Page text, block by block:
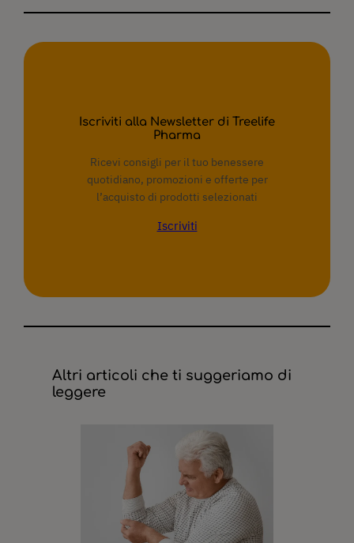
Iscriviti alla Newsletter di Treelife
Pharma
Ricevi consigli per il tuo benessere
quotidiano, promozioni e offerte per
l’acquisto di prodotti selezionati
Iscriviti
Altri articoli che ti suggeriamo di
leggere